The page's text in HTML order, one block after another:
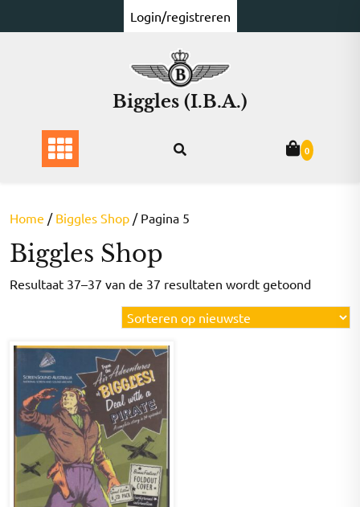
naar
Login/registreren
Biggles (I.B.A.)
0
Home / Biggles Shop / Pagina 5
Biggles Shop
Resultaat 37–37 van de 37 resultaten wordt getoond
op